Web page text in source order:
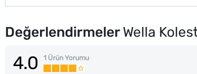
DeğerlendirmelerWella
4.0 1 Ürün Yorumu